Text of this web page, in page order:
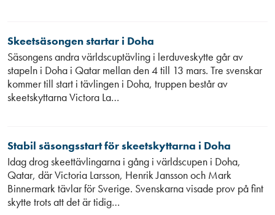
Skeetsäsongen startar i Doha
Säsongens andra världscuptävling i lerduveskytte går av
stapeln i Doha i Qatar mellan den 4 till 13 mars. Tre svenskar
kommer till start i tävlingen i Doha, truppen består av
skeetskyttarna Victora La…
Stabil säsongsstart för skeetskyttarna i Doha
Idag drog skeettävlingarna i gång i världscupen i Doha,
Qatar, där Victoria Larsson, Henrik Jansson och Mark
Binnermark tävlar för Sverige. Svenskarna visade prov på fint
skytte trots att det är tidig…